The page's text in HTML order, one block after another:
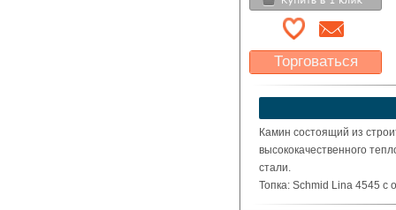
Торговаться
Какая цена Вас
устроит?
Указать цену
Камин состоящий из
высококачественного
стали.
Топка: Schmid Lina 4545 с
топкой имеющей